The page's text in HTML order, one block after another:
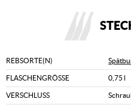
REBSORTE(N)
FLASCHENGRÖSSE 0,75 l
VERSCHLUSS